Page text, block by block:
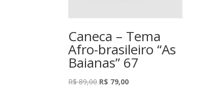
Caneca – Tema
Afro-brasileiro “As
Baianas” 67
R$89,00 O
R$ 79,00O